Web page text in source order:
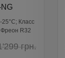
Класс
Фреон R32
грн.Original
Current